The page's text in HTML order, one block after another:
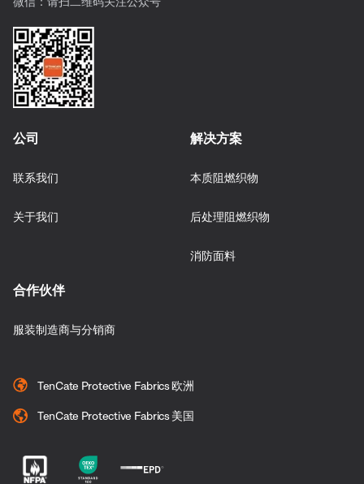
公司
联系我们
关于我们
解决方案
本质阻燃织物
后处理阻燃织物
消防面料
合作伙伴
服装制造商与分销商
TenCate Protective Fabrics 欧洲
TenCate Protective Fabrics 美国